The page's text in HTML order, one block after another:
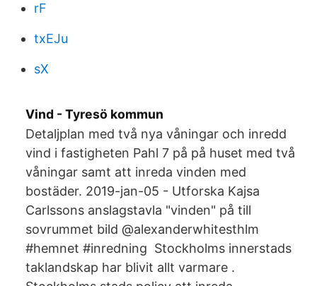
rF
txEJu
sX
Vind - Tyresö kommun
Detaljplan med två nya våningar och inredd
vind i fastigheten Pahl 7 på på huset med två
våningar samt att inreda vinden med
bostäder. 2019-jan-05 - Utforska Kajsa
Carlssons anslagstavla "vinden" på till
sovrummet bild @alexanderwhitesthlm
#hemnet #inredning Stockholms innerstads
taklandskap har blivit allt varmare .